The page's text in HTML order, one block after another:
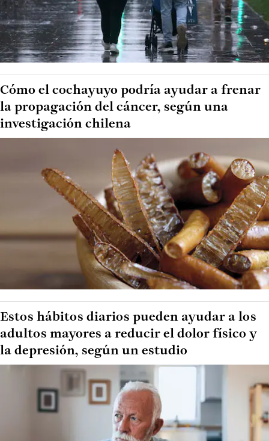
Cómo el cochayuyo podría ayudar a frenar
la propagación del cáncer, según una
investigación chilena
Estos hábitos diarios pueden ayudar a los
adultos mayores a reducir el dolor físico y
la depresión, según un estudio